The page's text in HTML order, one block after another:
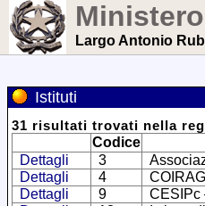
Largo Antonio
Istituti
31 risultati trovati nella
Codice
Dettagli
3
Dettagli
4
Dettagli
9
CESIPc